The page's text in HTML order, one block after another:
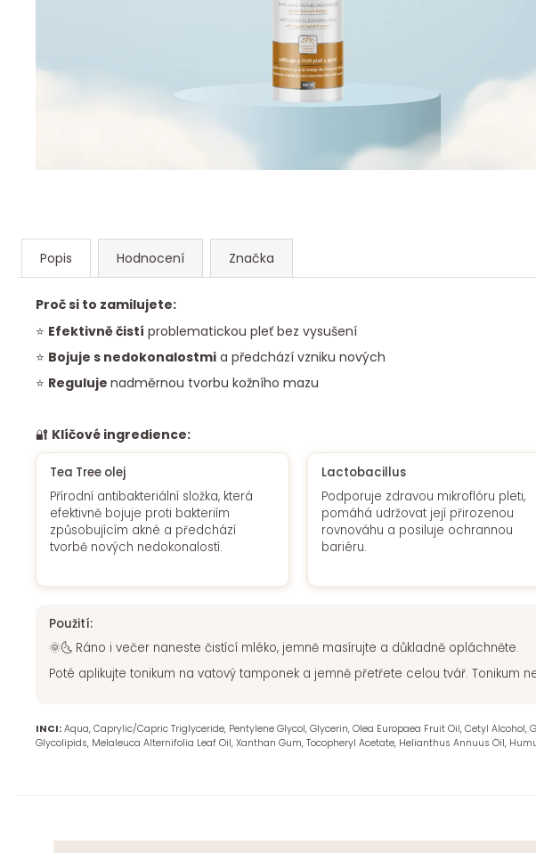
Popis Hodnocení Značka
Proč si to zamilujete:
⭐ Efektivně čistí problematickou pleť bez vysušení
⭐ Bojuje s nedokonalostmi a předchází vzniku nových
⭐ Reguluje nadměrnou tvorbu kožního mazu
🔐 Klíčové ingredience:
Tea Tree olej
Přírodní antibakteriální složka, která
efektivně bojuje proti bakteriím
způsobujícím akné a předchází
tvorbě nových nedokonalostí.
Lactobacillus
Podporuje zdravou mikroflóru pleti,
pomáhá udržovat její přirozenou
rovnováhu a posiluje ochrannou
bariéru.
Použití:
🌞🌜 Ráno i večer naneste čistící mléko, jemně masírujte a důkladně opláchněte.
Poté aplikujte tonikum na vatový tamponek a jemně přetřete celou tvář. Tonikum
INCI: Aqua, Caprylic/Capric Triglyceride, Pentylene Glycol, Glycerin, Olea Europaea Fruit Oil, Cetyl
Glycolipids, Melaleuca Alternifolia Leaf Oil, Xanthan Gum, Tocopheryl Acetate, Helianthus Annuus Oil,